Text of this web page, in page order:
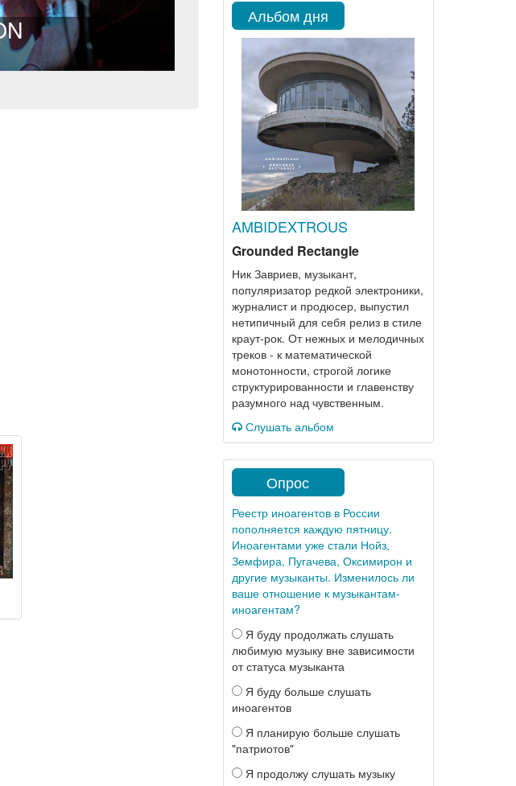
Альбом дня
AMBIDEXTROUS
Grounded Rectangle
Ник Завриев, музыкант,
популяризатор редкой электроники,
журналист и продюсер, выпустил
нетипичный для себя релиз в стиле
краут-рок. От нежных и мелодичных
треков - к математической
монотонности, строгой логике
структурированности и главенству
разумного над чувственным.
Слушать альбом
Опрос
Реестр иноагентов в России
пополняется каждую пятницу.
Иноагентами уже стали Нойз,
Земфира, Пугачева, Оксимирон и
другие музыканты. Изменилось ли
ваше отношение к музыкантам-
иноагентам?
Я буду продолжать слушать
любимую музыку вне зависимости
от статуса музыканта
Я буду больше слушать
иноагентов
Я планирую больше слушать
"патриотов"
Я продолжу слушать музыку